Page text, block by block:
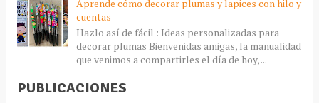
Aprende cómo decorar plumas y lapices con hilo y
cuentas
Hazlo así de fácil : Ideas personalizadas para
decorar plumas Bienvenidas amigas, la manualidad
que venimos a compartirles el día de hoy, ...
PUBLICACIONES